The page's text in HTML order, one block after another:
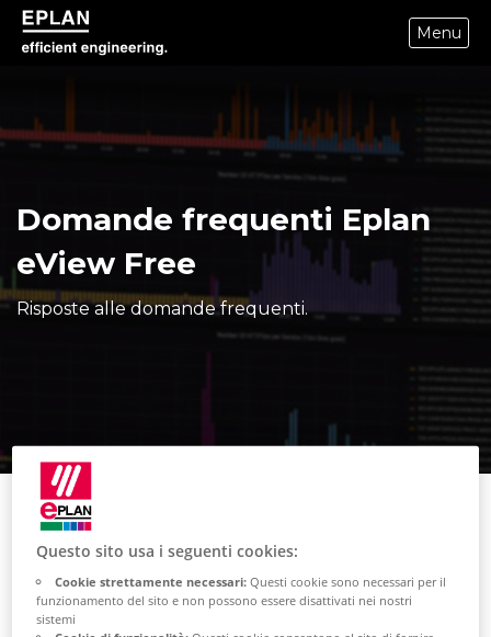
epulse.com home
Menu
Domande frequenti Eplan
eView Free
Risposte alle domande frequenti.
Domande frequenti
Questo sito usa i seguenti cookies:
Cookie strettamente necessari:Questi cookie sono necessari per il
funzionamento del sito e non possono essere disattivati ​​nei nostri
sistemi